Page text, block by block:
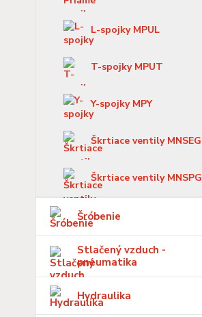
L-spojky MPUL
T-spojky MPUT
Y-spojky MPY
Škrtiace ventily MNSEG
Škrtiace ventily MNSPG
Šróbenie
Stlačený vzduch -
pneumatika
Hydraulika